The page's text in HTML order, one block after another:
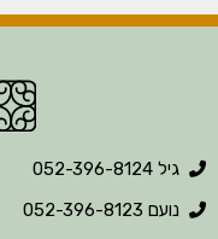
גיל 052-396-8124
נועם 052-396-8123